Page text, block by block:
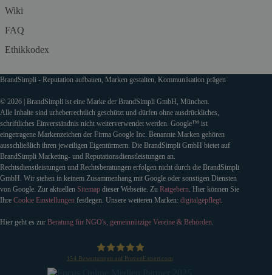
Wiki
FAQ
Ethikkodex
BrandSimpli - Reputation aufbauen, Marken gestalten, Kommunikation prägen
© 2026 | BrandSimpli ist eine Marke der BrandSimpli GmbH, München.
Alle Inhalte sind urheberrechtlich geschützt und dürfen ohne ausdrückliches,
schriftliches Einverständnis nicht weiterverwendet werden. Google™ ist
eingetragene Markenzeichen der Firma Google Inc. Benannte Marken gehören
ausschließlich ihren jeweiligen Eigentürmern. Die BrandSimpli GmbH bietet auf
BrandSimpli Marketing- und Reputationsdienstleistungen an.
Rechtsdienstleistungen und Rechtsberatungen erfolgen nicht durch die BrandSimpli
GmbH. Wir stehen in keinem Zusammenhang mit Google oder sonstigen Diensten
von Google. Zur aktuellen Sitemap dieser Webseite. Zu Ratgebern . Hier können Sie
Ihre Cookie Einstellungen festlegen. Unsere weiteren Marken: digitalgepflegt
Hier geht es zur Beratung für NGO's, gemeinnützige Vereine & Behörden
154 Bewertungen auf ProvenExpert.com